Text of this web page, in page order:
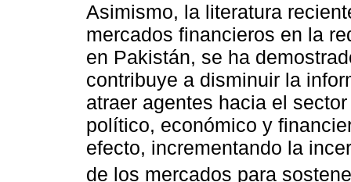
Asimismo, la literatura
mercados financieros en la
en Pakistán, se ha
contribuye a disminuir la
atraer agentes hacia el
político, económico y
efecto, incrementando la
de los mercados para